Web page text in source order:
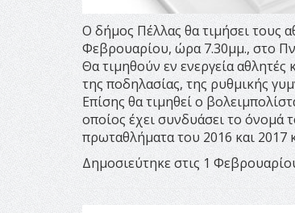
Ο δήμος Πέλλας θα τιμήσει τους
Φεβρουαρίου, ώρα 7.30μμ., στο
Θα τιμηθούν εν ενεργεία
της ποδηλασίας, της ρυθμικής
Επίσης θα τιμηθεί ο
οποίος έχει συνδυάσει το όνομά
πρωταθλήματα του 2016 και 2017
Δημοσιεύτηκε στις 1